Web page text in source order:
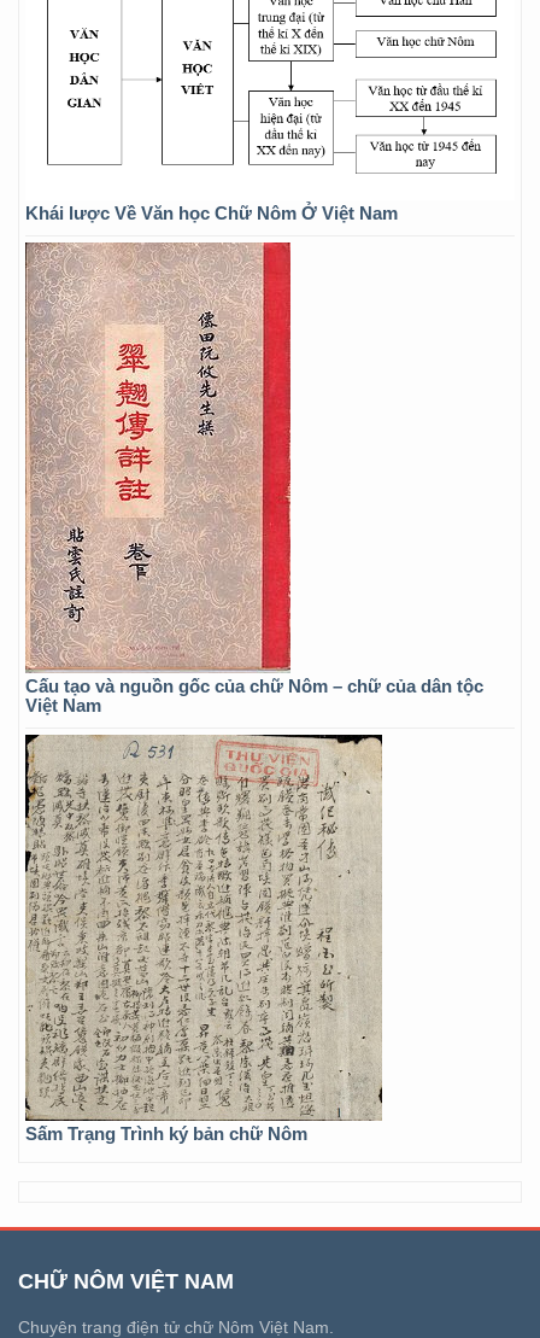
Khái lược Về Văn học Chữ Nôm Ở Việt Nam
Cấu tạo và nguồn gốc của chữ Nôm – chữ của dân tộc
Việt Nam
Sấm Trạng Trình ký bản chữ Nôm
CHỮ NÔM VIỆT NAM
Chuyên trang điện tử chữ Nôm Việt Nam.